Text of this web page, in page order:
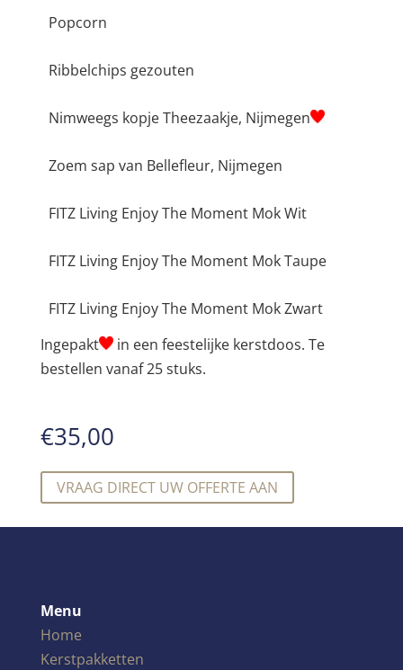
Popcorn
Ribbelchips gezouten
Nimweegs kopje Theezaakje, Nijmegen
Zoem sap van Bellefleur, Nijmegen
FITZ Living Enjoy The Moment Mok Wit
FITZ Living Enjoy The Moment Mok Taupe
FITZ Living Enjoy The Moment Mok Zwart
Ingepakt
in een feestelijke kerstdoos. Te
bestellen vanaf 25 stuks.
€35,00
VRAAG DIRECT UW OFFERTE AAN
Menu
Home
Kerstpakketten